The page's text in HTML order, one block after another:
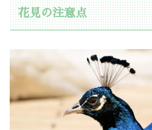
花見の注意点